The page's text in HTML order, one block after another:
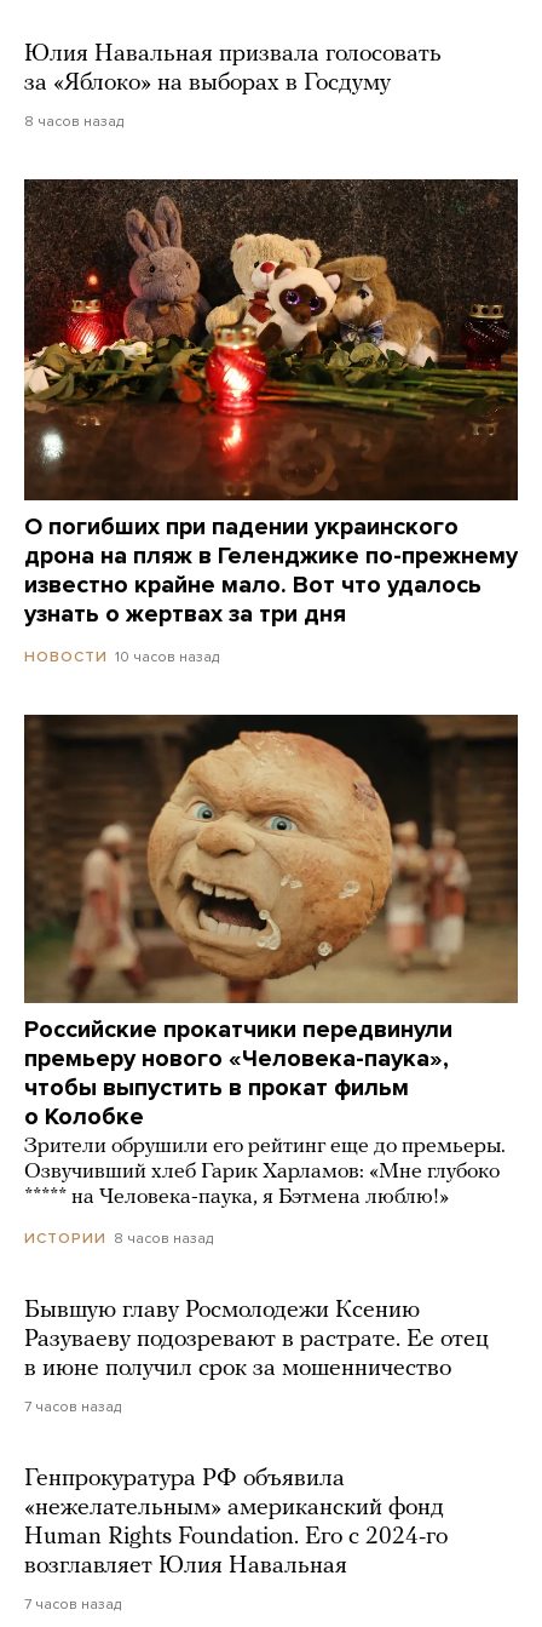
Юлия Навальная призвала голосовать
за «Яблоко» на выборах в Госдуму
8 часов назад
О погибших при падении украинского
дрона на пляж в Геленджике по-прежнему
известно крайне мало. Вот что удалось
узнать о жертвах за три дня
НОВОСТИ 10 часов назад
Российские прокатчики передвинули
премьеру нового «Человека-паука»,
чтобы выпустить в прокат фильм
о Колобке
Зрители обрушили его рейтинг еще до премьеры.
Озвучивший хлеб Гарик Харламов: «Мне глубоко
***** на Человека-паука, я Бэтмена люблю!»
ИСТОРИИ 8 часов назад
Бывшую главу Росмолодежи Ксению
Разуваеву подозревают в растрате. Ее отец
в июне получил срок за мошенничество
7 часов назад
Генпрокуратура РФ объявила
«нежелательным» американский фонд
Human Rights Foundation. Его с 2024-го
возглавляет Юлия Навальная
7 часов назад